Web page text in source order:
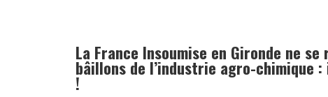
La France Insoumise en Gironde ne
bâillons de l’industrie agro-chimique :
!